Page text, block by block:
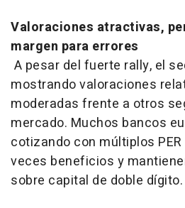
Valoraciones atractivas,
margen para errores
A pesar del fuerte rally, el
mostrando valoraciones
moderadas frente a otros
mercado. Muchos bancos
cotizando con múltiplos
veces beneficios y
sobre capital de doble dígito.